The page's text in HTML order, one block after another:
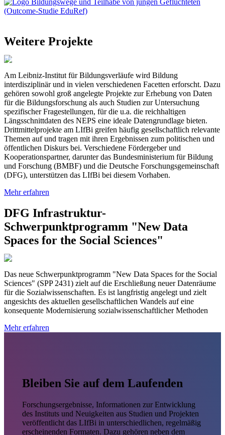
Weitere Projekte
Am Leibniz-Institut für Bildungsverläufe wird Bildung
interdisziplinär und in vielen verschiedenen Facetten erforscht. Dazu
gehören sowohl groß angelegte Projekte zur Erhebung von Daten
für die Bildungsforschung als auch Studien zur Untersuchung
spezifischer Fragestellungen, für die u.a. die reichhaltigen
Längsschnittdaten des NEPS eine ideale Datengrundlage bieten.
Drittmittelprojekte am LIfBi greifen häufig gesellschaftlich relevante
Themen auf und tragen mit ihren Ergebnissen zum politischen und
öffentlichen Diskurs bei. Verschiedene Fördergeber und
Kooperationspartner, darunter das Bundesministerium für Bildung
und Forschung (BMBF) und die Deutsche Forschungsgemeinschaft
(DFG), unterstützen das LIfBi bei diesem Vorhaben.
Mehr erfahren
Unsplash / Ux Indonesia
DFG Infrastruktur-
Schwerpunktprogramm "New Data
Spaces for the Social Sciences"
Das neue Schwerpunktprogramm "New Data Spaces for the Social
Sciences" (SPP 2431) zielt auf die Erschließung neuer Datenräume
für die Sozialwissenschaften. Es ist langfristig angelegt und zielt
angesichts des aktuellen gesellschaftlichen Wandels auf eine
konsequente Modernisierung sozialwissenschaftlicher Methoden
Mehr erfahren
Bleiben Sie auf dem Laufenden
Forschungsergebnisse, Informationen zur Entwicklung
des Instituts und Neuigkeiten aus Studien und Projekten
veröffentlicht das LIfBi in unterschiedlichen, regelmäßig
erscheinenden Formaten. Dazu gehören neben dem